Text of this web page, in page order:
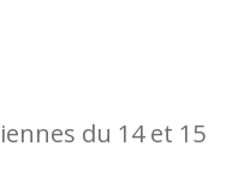
du 14 et 15